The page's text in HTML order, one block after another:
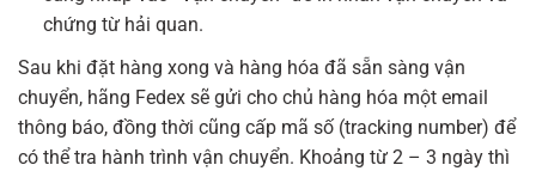
chứng từ hải quan.
Sau khi đặt hàng xong và hàng hóa đã sẵn sàng vận
chuyển, hãng Fedex sẽ gửi cho chủ hàng hóa một email
thông báo, đồng thời cũng cấp mã số (tracking number) để
có thể tra hành trình vận chuyển. Khoảng từ 2 – 3 ngày thì